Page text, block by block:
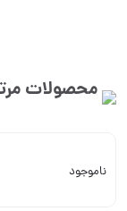
محصولات
ناموجود